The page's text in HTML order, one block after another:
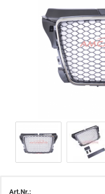
Art.Nr.: